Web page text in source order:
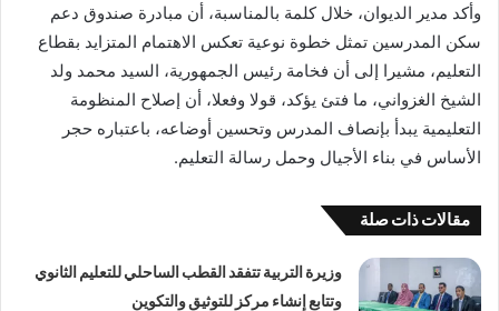
وأكد مدير الديوان، خلال كلمة بالمناسبة، أن مبادرة صندوق دعم
سكن المدرسين تمثل خطوة نوعية تعكس الاهتمام المتزايد بقطاع
التعليم، مشيرا إلى أن فخامة رئيس الجمهورية، السيد محمد ولد
الشيخ الغزواني، ما فتئ يؤكد، قولا وفعلا، أن إصلاح المنظومة
التعليمية يبدأ بإنصاف المدرس وتحسين أوضاعه، باعتباره حجر
الأساس في بناء الأجيال وحمل رسالة التعليم.
مقالات ذات صلة
وزيرة التربية تتفقد القطب الساحلي للتعليم الثانوي
وتتابع إنشاء مركز للتوثيق والتكوين